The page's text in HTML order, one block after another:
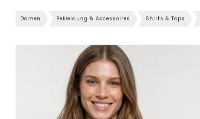
Damen Bekleidung & Accessoires Shirts & Tops